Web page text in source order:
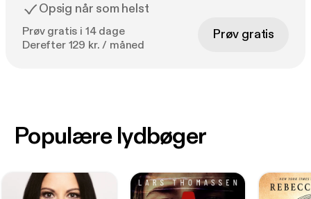
Opsig når som helst
Prøv gratis i 14 dage
Derefter 129 kr. / måned
Prøv gratis
Populære lydbøger